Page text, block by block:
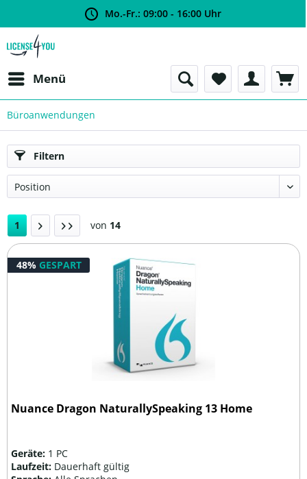
Mo.-Fr.: 09:00 - 16:00 Uhr
Menü
Büroanwendungen
Filtern
1 von 14
48% GESPART
Nuance Dragon NaturallySpeaking 13 Home
Geräte: 1 PC
Laufzeit: Dauerhaft gültig